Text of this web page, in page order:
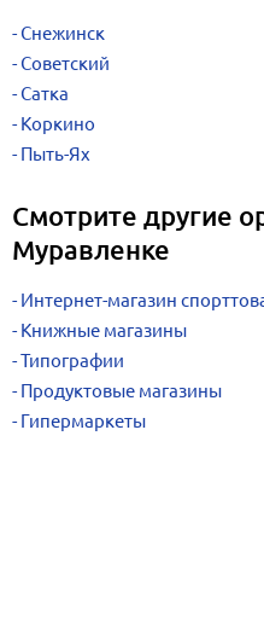
Снежинск
Советский
Сатка
Коркино
Пыть-Ях
Смотрите другие
Муравленке
Интернет-магазин
Книжные магазины
Типографии
Продуктовые магазины
Гипермаркеты